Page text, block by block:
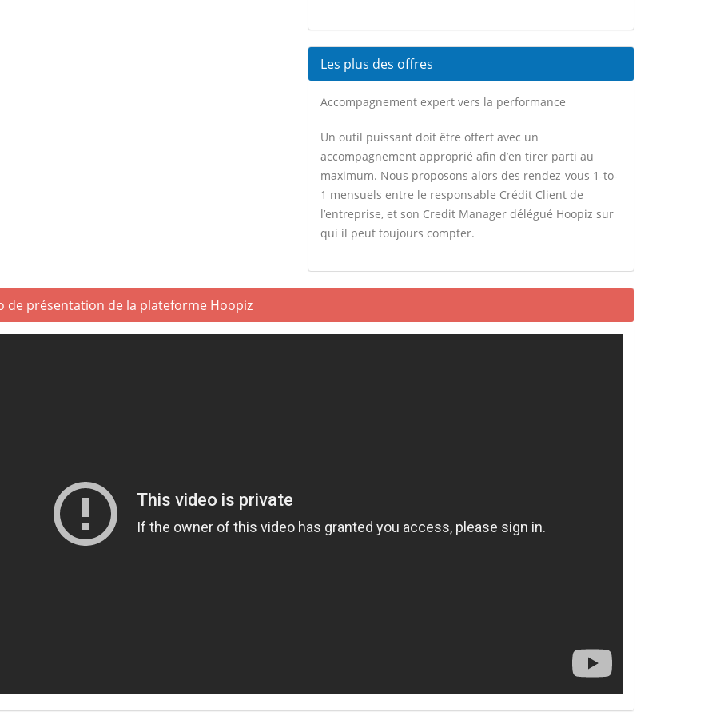
Les plus des offres
Accompagnement expert vers la performance
Un outil puissant doit être offert avec un
accompagnement approprié afin d’en tirer parti au
maximum. Nous proposons alors des rendez-vous 1-to-
1 mensuels entre le responsable Crédit Client de
l’entreprise, et son Credit Manager délégué Hoopiz sur
qui il peut toujours compter.
de présentation de la plateforme Hoopiz